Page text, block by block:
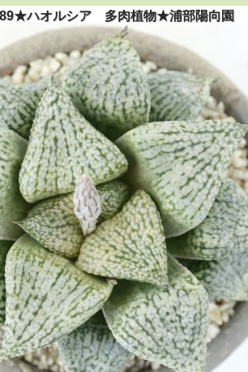
ハオルシア 多肉植物★浦部陽向園